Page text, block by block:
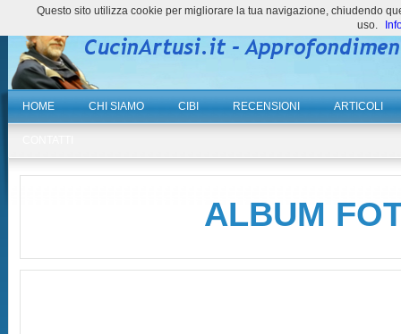
HOME CHI SIAMO CIBI RECENSIONI ARTICOLI
ALBUM
Questo sito utilizza cookie per migliorare la tua navigazione, chiudendo
uso.